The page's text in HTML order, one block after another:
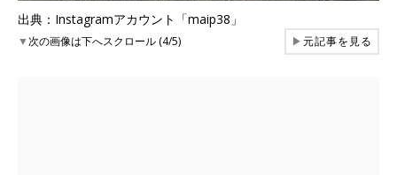
出典：Instagramアカウント「maip38」
▼次の画像は下へスクロール (4/5) ▶元記事を見る